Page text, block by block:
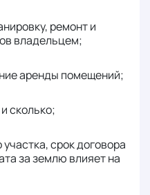
ремонт и
владельцем;
аренды помещений;
сколько;
срок договора
за землю влияет на